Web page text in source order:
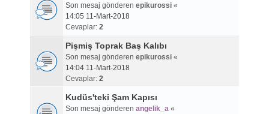
Son mesaj gönderen epikurossi«
14:05 11-Mart-2018
Cevaplar: 2
Pişmiş Toprak Baş Kalıbı
Son mesaj gönderen epikurossi«
14:04 11-Mart-2018
Cevaplar: 2
Kudüs'teki Şam Kapısı
Son mesaj gönderen angelik_a«